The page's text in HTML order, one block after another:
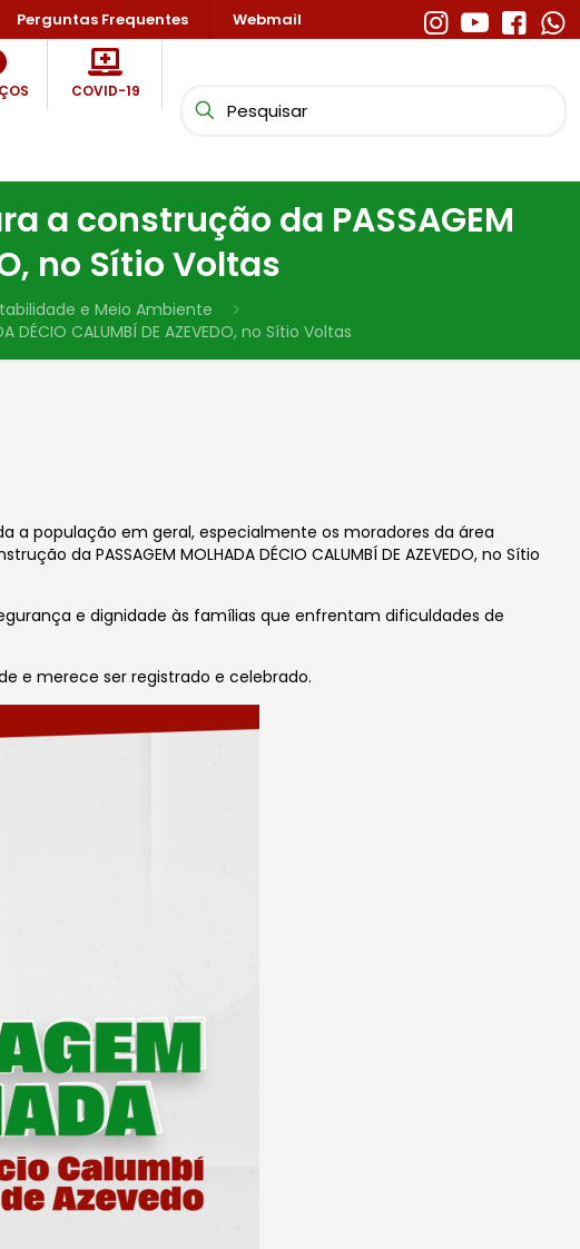
Perguntas Frequentes Webmail
COVID-19
a construção da PASSAGEM
no Sítio Voltas
e Meio Ambiente
DÉCIO CALUMBÍ DE AZEVEDO, no Sítio Voltas
a população em geral, especialmente os moradores da área
da PASSAGEM MOLHADA DÉCIO CALUMBÍ DE AZEVEDO, no Sítio
e dignidade às famílias que enfrentam dificuldades de
e merece ser registrado e celebrado.